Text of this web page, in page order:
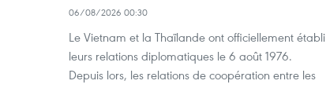
06/08/2026 00:30
Le Vietnam et la Thaïlande ont officiellement établi
leurs relations diplomatiques le 6 août 1976.
Depuis lors, les relations de coopération entre les